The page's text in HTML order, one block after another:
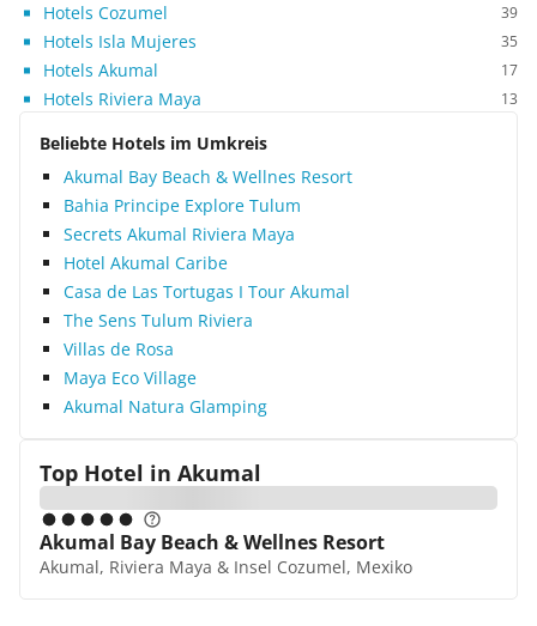
Hotels Cozumel 39
Hotels Isla Mujeres 35
Hotels Akumal 17
Hotels Riviera Maya 13
Beliebte Hotels im Umkreis
Akumal Bay Beach & Wellnes Resort
Bahia Principe Explore Tulum
Secrets Akumal Riviera Maya
Hotel Akumal Caribe
Casa de Las Tortugas I Tour Akumal
The Sens Tulum Riviera
Villas de Rosa
Maya Eco Village
Akumal Natura Glamping
Top Hotel in Akumal
Akumal Bay Beach & Wellnes Resort
Akumal, Riviera Maya & Insel Cozumel, Mexiko